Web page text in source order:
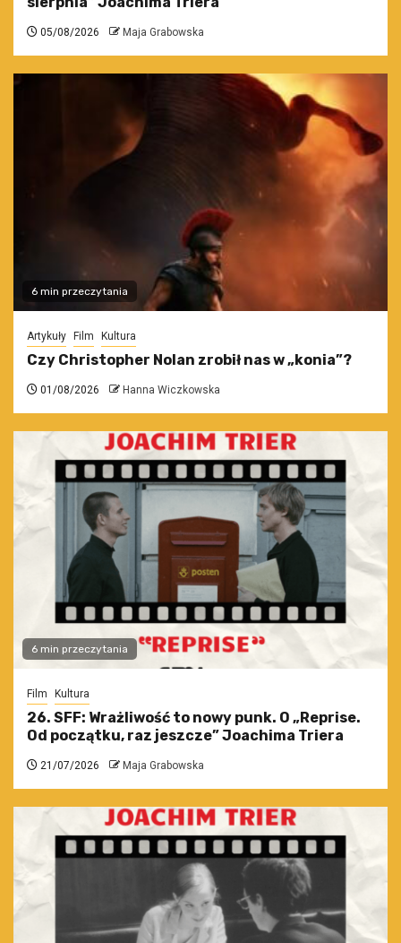
05/08/2026 Maja Grabowska
6 min przeczytania
Artykuły Film Kultura
Czy Christopher Nolan zrobił nas w „konia”?
01/08/2026 Hanna Wiczkowska
6 min przeczytania
Film Kultura
26. SFF: Wrażliwość to nowy punk. O „Reprise.
Od początku, raz jeszcze” Joachima Triera
21/07/2026 Maja Grabowska